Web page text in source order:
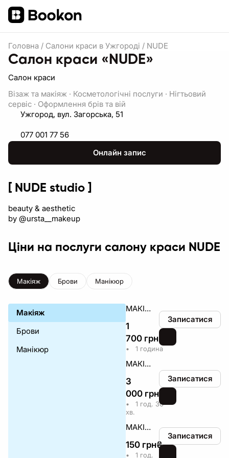
Головна / Салони краси в Ужгороді / NUDE
Салон краси «NUDE»
Салон краси
Візаж та макіяж · Косметологічні послуги · Нігтьовий
сервіс · Оформлення брів та вій
Ужгород, вул. Загорська, 51
077 001 77 56
Онлайн запис
[ NUDE studio ]
beauty & aesthetic
by @ursta__makeup
Ціни на послуги салону краси NUDE
Макіяж Брови Манікюр
Макіяж
Брови
Манікюр
МАКІЯЖ ДЕННИЙ/ВЕЧІРНІЙ
1
700 грн
• 1 година
Записатися
МАКІЯЖ ВЕСІЛЬНИЙ В СТУДІЇ
3
000 грн₴
•
1 год. 30
хв.
Записатися
МАКІЯЖ ВЕСІЛЬНИЙ НА ВИЇЗД (ДОРОГА ОПЛАЧУЄТЬСЯ КЛІЄНТОМ ОКРЕМO)
150 грн₴
• 1 год.
Записатися